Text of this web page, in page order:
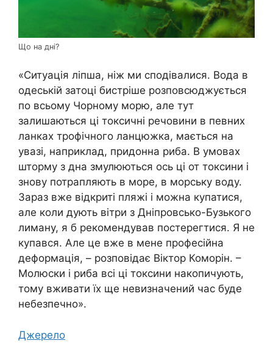
Що на дні?
«Ситуація ліпша, ніж ми сподівалися. Вода в
одеській затоці бистріше розповсюджується
по всьому Чорному морю, але тут
залишаються ці токсичні речовини в певних
ланках трофічного ланцюжка, мається на
увазі, наприклад, придонна риба. В умовах
шторму з дна змулюються ось ці от токсини і
знову потрапляють в море, в морську воду.
Зараз вже відкриті пляжі і можна купатися,
але коли дують вітри з Дніпровсько-Бузького
лиману, я б рекомендував постерегтися. Я не
купався. Але це вже в мене професійна
деформація, – розповідає Віктор Коморін. –
Молюски і риба всі ці токсини накопичують,
тому вживати їх ще невизначений час буде
небезпечно».
Джерело